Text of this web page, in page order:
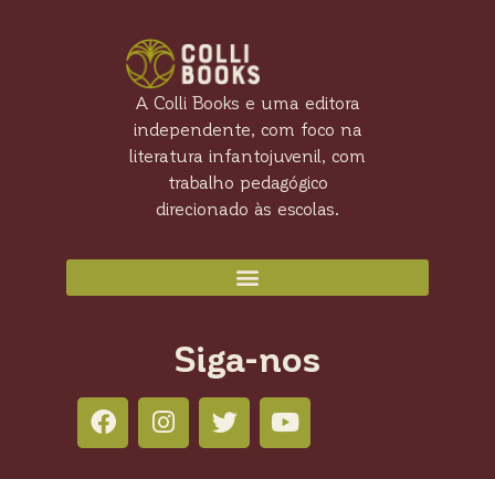
A Colli Books e uma editora
independente, com foco na
literatura infantojuvenil, com
trabalho pedagógico
direcionado às escolas.
Siga-nos